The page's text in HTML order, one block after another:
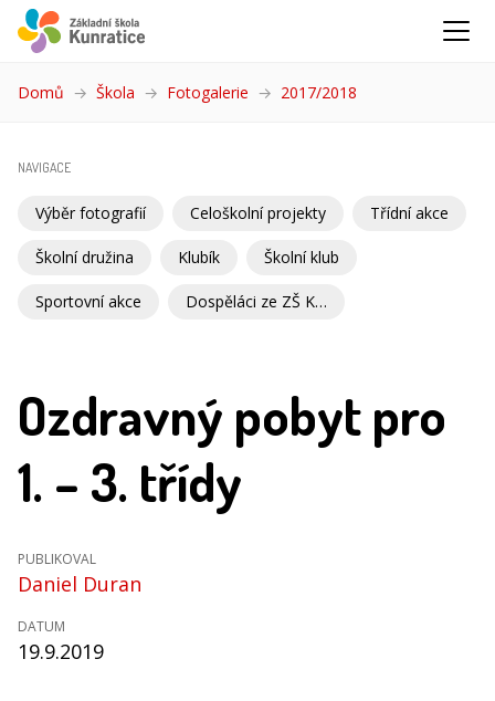
Domů Škola Fotogalerie 2017/2018
NAVIGACE
Výběr fotografií Celoškolní projekty Třídní akce
Školní družina Klubík Školní klub
Sportovní akce Dospěláci ze ZŠ Kunratice
Ozdravný pobyt pro
1. – 3. třídy
PUBLIKOVAL
Daniel Duran
DATUM
19.9.2019